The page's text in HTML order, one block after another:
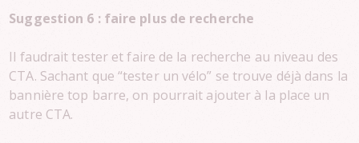
Suggestion 6 : faire plus de recherche
Il faudrait tester et faire de la recherche au niveau des
CTA. Sachant que “tester un vélo” se trouve déjà dans la
bannière top barre, on pourrait ajouter à la place un
autre CTA.